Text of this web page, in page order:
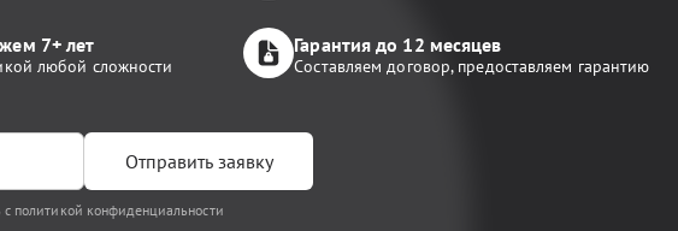
7+ лет
любой сложности
Гарантия до 12 месяцев
Составляем договор, предоставляем гарантию
Отправить заявку
политикой конфиденциальности